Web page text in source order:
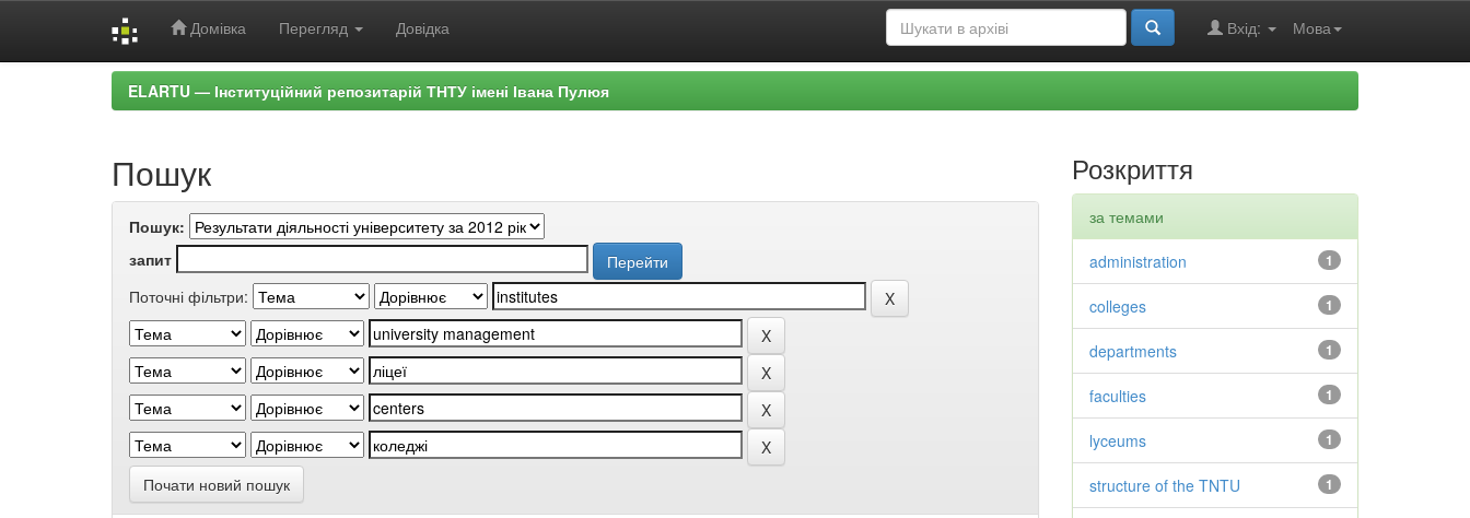
Домівка Перегляд Довідка Мова
Вхід:
ELARTU — Інституційний репозитарій ТНТУ імені Івана Пулюя
Пошук
Пошук:
запит
Поточні фільтри:
Почати новий пошук
Розкриття
за темами
1
administration
1
colleges
1
departments
1
faculties
1
lyceums
1
structure of the TNTU